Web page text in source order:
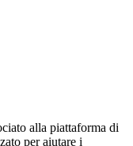
alla piattaforma di
per aiutare i